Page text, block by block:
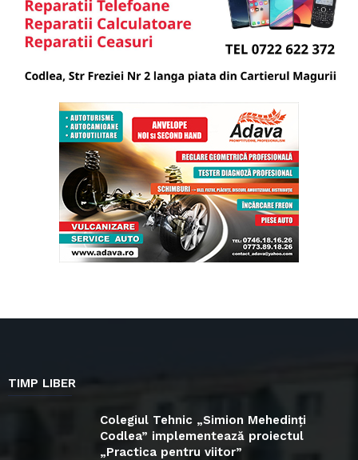
TIMP LIBER
Colegiul Tehnic „Simion Mehedinți
Codlea” implementează proiectul
„Practica pentru viitor”